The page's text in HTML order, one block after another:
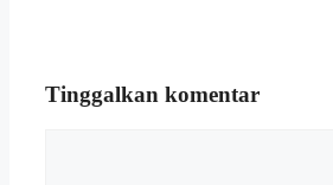
Tinggalkan komentar